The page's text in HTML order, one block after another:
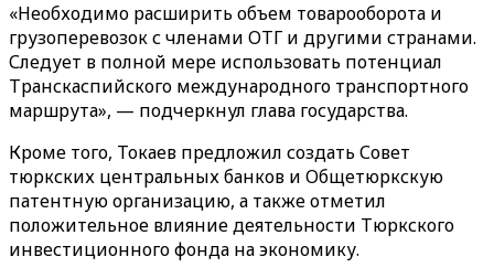
«Необходимо расширить объем товарооборота и
грузоперевозок с членами ОТГ и другими странами.
Следует в полной мере использовать потенциал
Транскаспийского международного транспортного
маршрута», — подчеркнул глава государства.
Кроме того, Токаев предложил создать Совет
тюркских центральных банков и Общетюркскую
патентную организацию, а также отметил
положительное влияние деятельности Тюркского
инвестиционного фонда на экономику.